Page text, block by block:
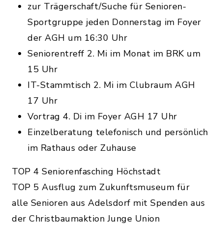
zur Trägerschaft/Suche für Senioren-
Sportgruppe jeden Donnerstag im Foyer
der AGH um 16:30 Uhr
Seniorentreff 2. Mi im Monat im BRK um
15 Uhr
IT-Stammtisch 2. Mi im Clubraum AGH
17 Uhr
Vortrag 4. Di im Foyer AGH 17 Uhr
Einzelberatung telefonisch und persönlich
im Rathaus oder Zuhause
TOP 4 Seniorenfasching Höchstadt
TOP 5 Ausflug zum Zukunftsmuseum für
alle Senioren aus Adelsdorf mit Spenden aus
der Christbaumaktion Junge Union